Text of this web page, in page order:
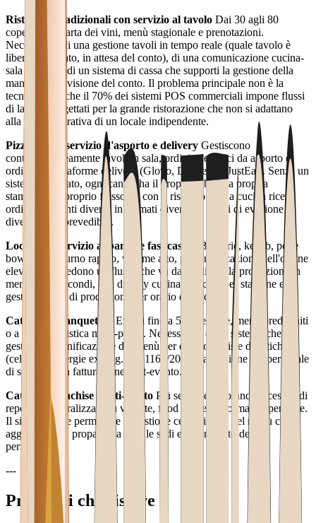
Ristoranti tradizionali con servizio al tavolo Dai 30 agli 80
coperti, con carta dei vini, menù stagionale e prenotazioni.
Necessitano di una gestione tavoli in tempo reale (quale tavolo è
libero, occupato, in attesa del conto), di una comunicazione cucina-
sala precisa e di un sistema di cassa che supporti la gestione della
mancia e la divisione del conto. Il problema principale non è la
tecnologia, è che il 70% dei sistemi POS commerciali impone flussi
di lavoro progettati per la grande ristorazione che non si adattano
alla realtà operativa di un locale indipendente.
Pizzerie con servizio d'asporto e delivery Gestiscono
contemporaneamente tavoli in sala, ordini telefonici da asporto e
ordini da piattaforme delivery (Glovo, Deliveroo, JustEat). Senza un
sistema integrato, ogni canale ha il proprio tablet, la propria
stampante, il proprio flusso — con il risultato che la cucina riceve
ordini da 3 fonti diverse in formati diversi e i tempi di evasione
diventano imprevedibili.
Locali con servizio al banco e fast casual
Burgerie, kebab, poke
bowl, sushi: turno rapido, volume alto, personalizzazione dell'ordine
elevata. Richiedono un flusso che va dall'ordine alla produzione in
meno di 30 secondi, con display cucina dedicato per stazione e
gestione code di produzione per orario di picco.
Catering e banqueting Eventi fino a 500 persone, menù predefiniti
o a scelta, logistica multi-punto. Necessitano di un sistema che
gestisca la pianificazione dei menù per evento, le liste dietetiche
(celiachia, allergie ex Reg. UE 1169/2011), la gestione del personale
di servizio e la fatturazione post-evento.
Catene e franchise multi-punto Più sedi, stesso brand, necessità di
reporting centralizzato su vendite, food cost e performance per sede.
Il sistema deve permettere la gestione centralizzata del menù con
aggiornamenti propagati a tutte le sedi e il confronto delle
performance.
---
Problemi che risolve